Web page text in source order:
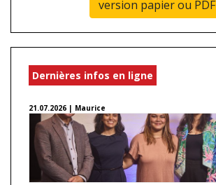
version papier ou PDF
Dernières infos en ligne
21.07.2026 | Maurice